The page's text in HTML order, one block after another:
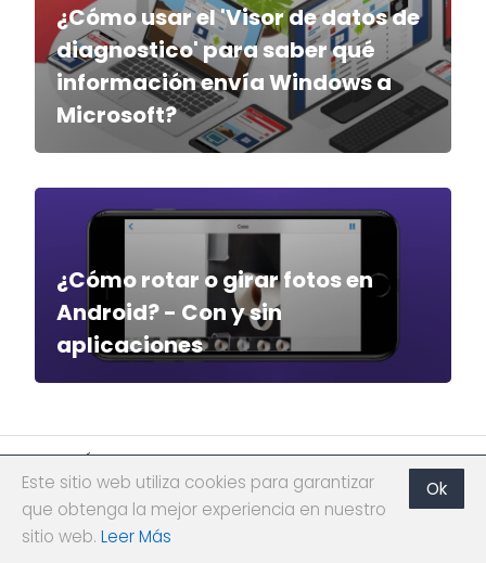
¿Cómo usar el 'Visor de datos de
diagnostico' para saber qué
información envía Windows a
Microsoft?
¿Cómo rotar o girar fotos en
Android? - Con y sin
aplicaciones
GOOGLE PLAY STORE
Acerca de
Ok
Este sitio web utiliza cookies para garantizar
que obtenga la mejor experiencia en nuestro
sitio web. Leer Más